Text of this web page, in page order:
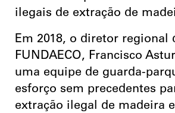
ilegais de extração de
Em 2018, o diretor regional
FUNDAECO, Francisco
uma equipe de guarda-
esforço sem precedentes
extração ilegal de madeira